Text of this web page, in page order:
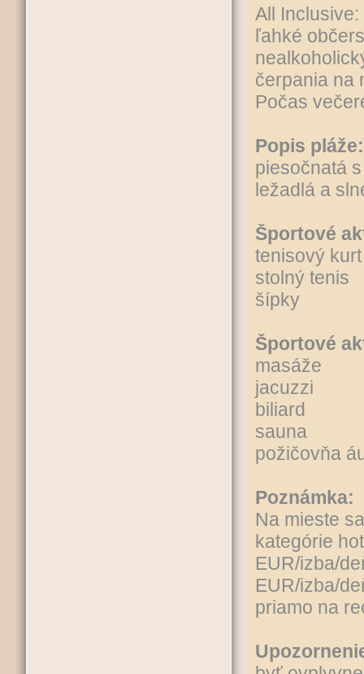
All
ľahké
čerpania na
Počas
Popis pláže:
piesočnatá
ležadlá a
Športové
tenisový kurt
stolný tenis
šípky
Športové
masáže
jacuzzi
biliard
sauna
požičovňa
Poznámka:
Na mieste
kategórie
EUR/izba/
EUR/izba/
priamo na